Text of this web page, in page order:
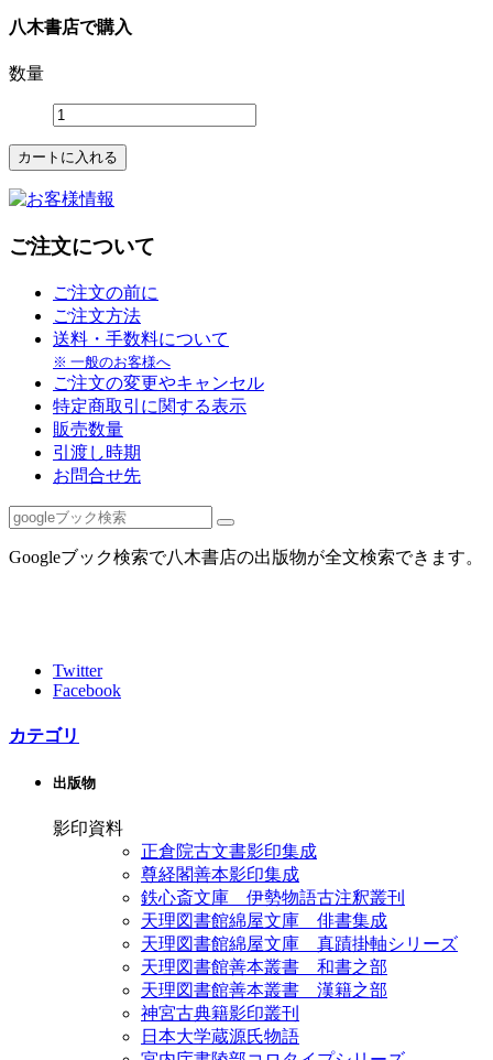
八木書店で購入
数量
ご注文について
ご注文の前に
ご注文方法
送料・手数料について
※ 一般のお客様へ
ご注文の変更やキャンセル
特定商取引に関する表示
販売数量
引渡し時期
お問合せ先
Googleブック検索で八木書店の出版物が全文検索できます。
Twitter
Facebook
カテゴリ
出版物
影印資料
正倉院古文書影印集成
尊経閣善本影印集成
鉄心斎文庫 伊勢物語古注釈叢刊
天理図書館綿屋文庫 俳書集成
天理図書館綿屋文庫 真蹟掛軸シリーズ
天理図書館善本叢書 和書之部
天理図書館善本叢書 漢籍之部
神宮古典籍影印叢刊
日本大学蔵源氏物語